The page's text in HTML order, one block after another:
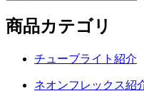
商品カテゴリ
チューブライト紹介
ネオンフレックス紹